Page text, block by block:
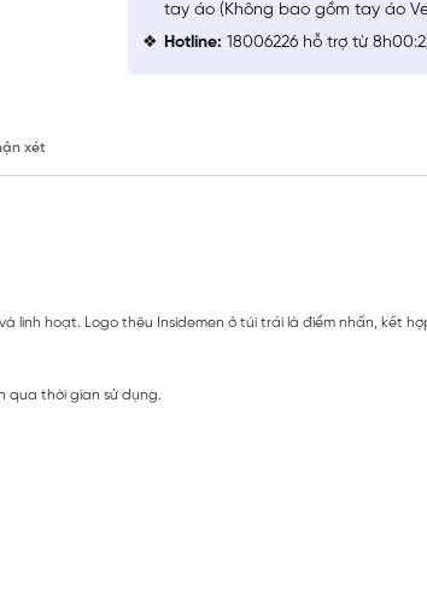
tay áo (Không bao gồm tay áo
Hotline: 18006226 hỗ trợ từ
xét
hoạt. Logo thêu Insidemen ở túi trái là điểm nhấn, kết
qua thời gian sử dụng.